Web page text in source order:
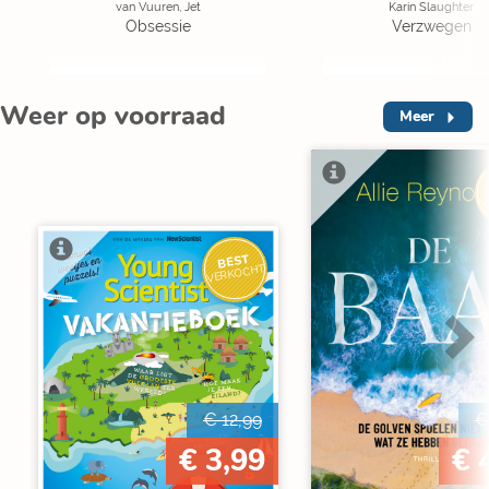
van Vuuren, Jet
Obsessie
Karin Slaughter
Verzwegen
Weer op voorraad Meer
BEST
VERKOCHT
€ 12,99
€ 3,99
€
€